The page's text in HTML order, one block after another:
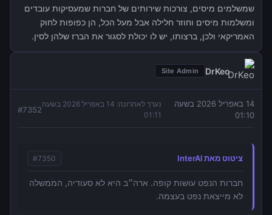
שמשלמים מיסים, צורכות שירותים של חברות שמעסיקות עובדים
ומשלמות מיסים וחוזר חלילה אבל מעל הכל, הן כפופות לחוק
האמריקאי ולכן, ברצותו, יש לו יכולת לסגור את הברז שלהן לסין.
DrKeo
Site Admin
14 באפריל 2026 בשעה
01:10
נערך לאחרונה:
14 באפריל 2026 בשעה
01:11
#7352
ציטוט מאת InterAl #7350
חברות הנפט עושות קופה. ארה״ב היא לא סעודיה, הממשלה
לא מייצאת נפט בעצמה.